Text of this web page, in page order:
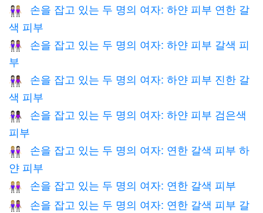
👩🏻‍🤝‍👩🏼
손을 잡고 있는 두 명의 여자: 하얀 피부 연한 갈
색 피부
👩🏻‍🤝‍👩🏽
손을 잡고 있는 두 명의 여자: 하얀 피부 갈색 피
부
👩🏻‍🤝‍👩🏾
손을 잡고 있는 두 명의 여자: 하얀 피부 진한 갈
색 피부
👩🏻‍🤝‍👩🏿
손을 잡고 있는 두 명의 여자: 하얀 피부 검은색
피부
👩🏼‍🤝‍👩🏻
손을 잡고 있는 두 명의 여자: 연한 갈색 피부 하
얀 피부
👭🏼 손을 잡고 있는 두 명의 여자: 연한 갈색 피부
👩🏼‍🤝‍👩🏽
손을 잡고 있는 두 명의 여자: 연한 갈색 피부 갈